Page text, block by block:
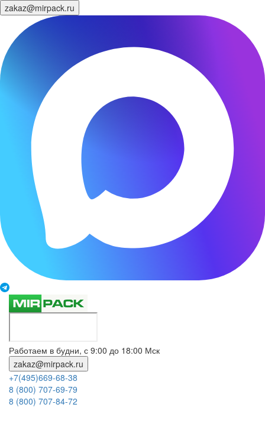
zakaz@mirpack.ru
Работаем в будни, с 9:00 до 18:00 Мск
zakaz@mirpack.ru
+7(495)669-68-38
8 (800) 707-69-79
8 (800) 707-84-72